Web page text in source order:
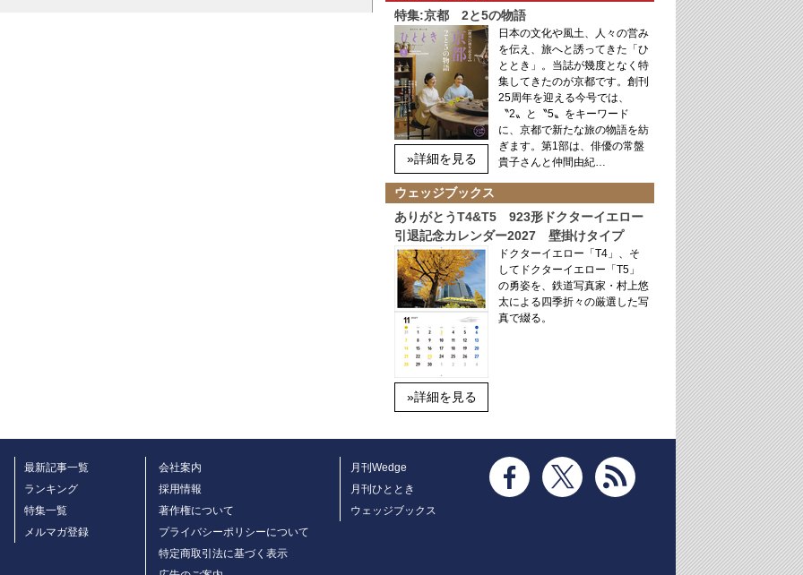
特集:京都 2と5の物語
»詳細を見る
日本の文化や風土、人々の営み
を伝え、旅へと誘ってきた「ひ
ととき」。当誌が幾度となく特
集してきたのが京都です。創刊
25周年を迎える今号では、
〝2〟と〝5〟をキーワード
に、京都で新たな旅の物語を紡
ぎます。第1部は、俳優の常盤
貴子さんと仲間由紀…
ウェッジブックス
ありがとうT4&T5 923形ドクターイエロー
引退記念カレンダー2027 壁掛けタイプ
»詳細を見る
ドクターイエロー「T4」、そ
してドクターイエロー「T5」
の勇姿を、鉄道写真家・村上悠
太による四季折々の厳選した写
真で綴る。
最新記事一覧
ランキング
特集一覧
メルマガ登録
会社案内
採用情報
著作権について
プライバシーポリシーについて
特定商取引法に基づく表示
月刊Wedge
月刊ひととき
ウェッジブックス